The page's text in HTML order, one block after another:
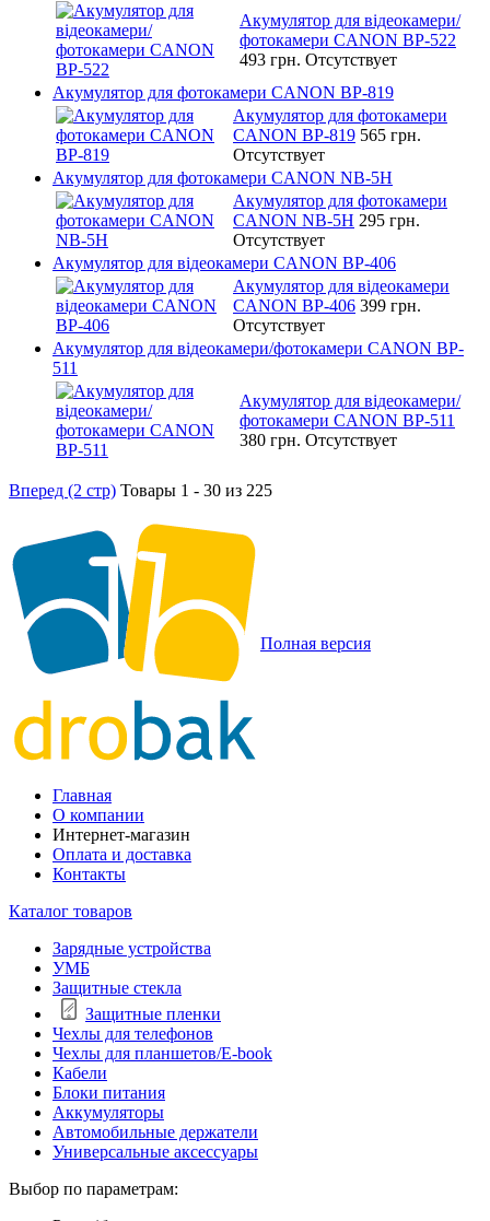
Акумулятор для відеокамери/
фотокамери CANON BP-522
493 грн. Отсутствует
Акумулятор для фотокамери CANON BP-819
Акумулятор для фотокамери
CANON BP-819 565 грн.
Отсутствует
Акумулятор для фотокамери CANON NB-5H
Акумулятор для фотокамери
CANON NB-5H 295 грн.
Отсутствует
Акумулятор для відеокамери CANON BP-406
Акумулятор для відеокамери
CANON BP-406 399 грн.
Отсутствует
Акумулятор для відеокамери/фотокамери CANON BP-
511
Акумулятор для відеокамери/
фотокамери CANON BP-511
380 грн. Отсутствует
Вперед (2 стр) Товары 1 - 30 из 225
Полная версия
Главная
О компании
Интернет-магазин
Оплата и доставка
Контакты
Каталог товаров
Зарядные устройства
УМБ
Защитные стекла
Защитные пленки
Чехлы для телефонов
Чехлы для планшетов/E-book
Кабели
Блоки питания
Аккумуляторы
Автомобильные держатели
Универсальные аксессуары
Выбор по параметрам: